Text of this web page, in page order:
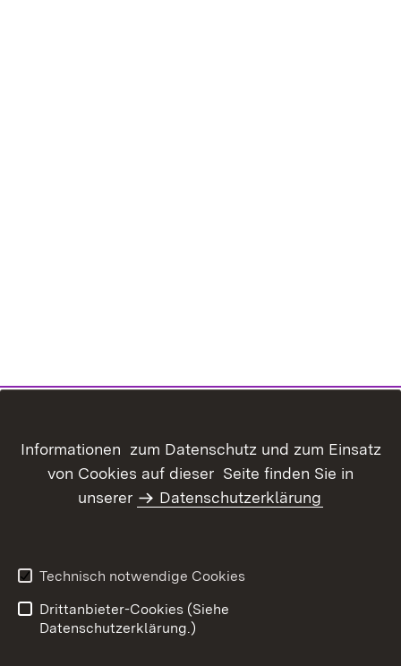
Barrierefreiheit
Benutzungshinweise
Impressum
Informationen zum Datenschutz und zum Einsatz
von Cookies auf dieser Seite finden Sie in
unserer
Datenschutzerklärung
Technisch notwendige Cookies
Drittanbieter-Cookies (Siehe
Datenschutzerklärung.)